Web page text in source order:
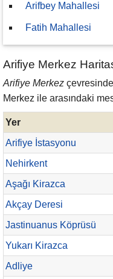
Arifbey Mahallesi
Fatih Mahallesi
Arifiye Merkez
Arifiye Merkez
Merkez ile arasındaki
Yer
Arifiye İstasyonu
Nehirkent
Aşağı Kirazca
Akçay Deresi
Jastinuanus Köprüsü
Yukarı Kirazca
Adliye